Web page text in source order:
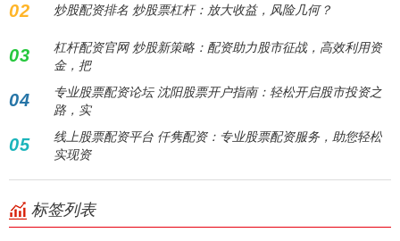
02 炒股配资排名 炒股票杠杆：放大收益，风险几何？
03
杠杆配资官网 炒股新策略：配资助力股市征战，高效利用资
金，把
04
专业股票配资论坛 沈阳股票开户指南：轻松开启股市投资之
路，实
05
线上股票配资平台 仟隽配资：专业股票配资服务，助您轻松
实现资
标签列表